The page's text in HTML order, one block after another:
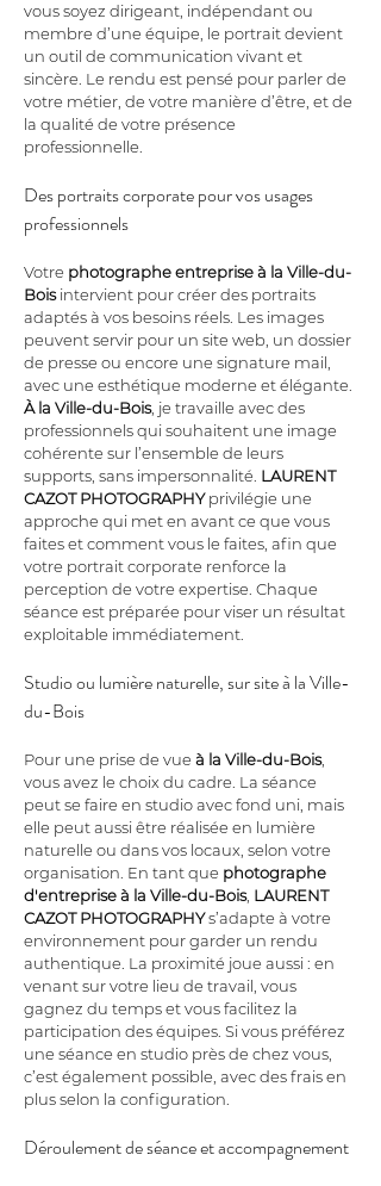
vous soyez dirigeant, indépendant ou
membre d’une équipe, le portrait devient
un outil de communication vivant et
sincère. Le rendu est pensé pour parler de
votre métier, de votre manière d’être, et de
la qualité de votre présence
professionnelle.
Des portraits corporate pour vos usages
professionnels
Votre photographe entrepriseà la Ville-du-
Bois intervient pour créer des portraits
adaptés à vos besoins réels. Les images
peuvent servir pour un site web, un dossier
de presse ou encore une signature mail,
avec une esthétique moderne et élégante.
À la Ville-du-Bois, je travaille avec des
professionnels qui souhaitent une image
cohérente sur l’ensemble de leurs
supports, sans impersonnalité. LAURENT
CAZOT PHOTOGRAPHY privilégie une
approche qui met en avant ce que vous
faites et comment vous le faites, afin que
votre portrait corporate renforce la
perception de votre expertise. Chaque
séance est préparée pour viser un résultat
exploitable immédiatement.
Studio ou lumière naturelle, sur site à la Ville-
du-Bois
Pour une prise de vue à la Ville-du-Bois,
vous avez le choix du cadre. La séance
peut se faire en studio avec fond uni, mais
elle peut aussi être réalisée en lumière
naturelle ou dans vos locaux, selon votre
organisation. En tant que photographe
d'entreprise à la Ville-du-Bois, LAURENT
CAZOT PHOTOGRAPHY s’adapte à votre
environnement pour garder un rendu
authentique. La proximité joue aussi : en
venant sur votre lieu de travail, vous
gagnez du temps et vous facilitez la
participation des équipes. Si vous préférez
une séance en studio près de chez vous,
c’est également possible, avec des frais en
plus selon la configuration.
Déroulement de séance et accompagnement